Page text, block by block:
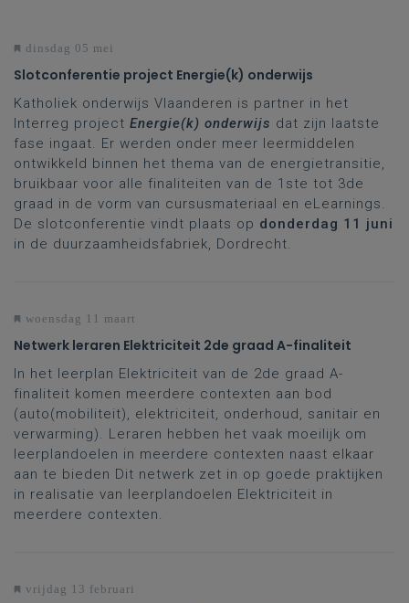
dinsdag 05 mei
Slotconferentie project Energie(k) onderwijs
Katholiek onderwijs Vlaanderen is partner in het
Interreg project Energie(k) onderwijs dat zijn laatste
fase ingaat. Er werden onder meer leermiddelen
ontwikkeld binnen het thema van de energietransitie,
bruikbaar voor alle finaliteiten van de 1ste tot 3de
graad in de vorm van cursusmateriaal en eLearnings.
De slotconferentie vindt plaats op donderdag 11 juni
in de duurzaamheidsfabriek, Dordrecht.
woensdag 11 maart
Netwerk leraren Elektriciteit 2de graad A-finaliteit
In het leerplan Elektriciteit van de 2de graad A-
finaliteit komen meerdere contexten aan bod
(auto(mobiliteit), elektriciteit, onderhoud, sanitair en
verwarming). Leraren hebben het vaak moeilijk om
leerplandoelen in meerdere contexten naast elkaar
aan te bieden Dit netwerk zet in op goede praktijken
in realisatie van leerplandoelen Elektriciteit in
meerdere contexten.
vrijdag 13 februari